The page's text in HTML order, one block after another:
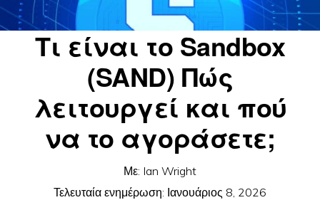
Τι είναι το Sandbox
(SAND) Πώς
λειτουργεί και πού
να το αγοράσετε;
Με: Ian Wright
Τελευταία ενημέρωση: Ιανουάριος 8, 2026